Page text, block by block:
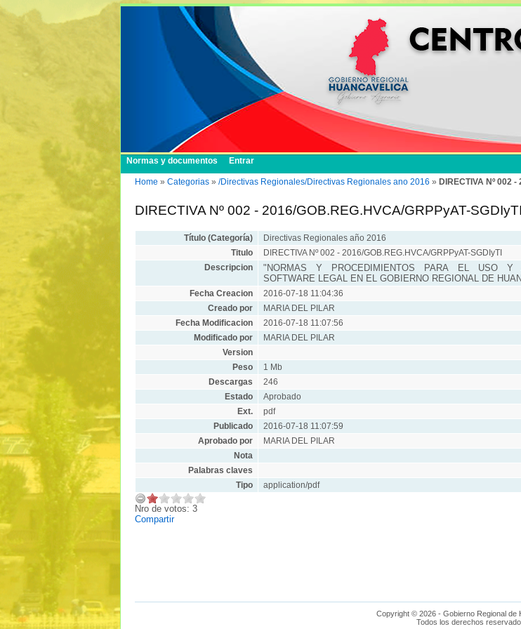
Normas y documentos Entrar
Home » Categorias » /Directivas Regionales/Directivas Regionales ano 2016 » DIRECTIVA Nº 002
DIRECTIVA Nº 002 - 2016/GOB.REG.HVCA/GRPPyAT-SGDIyTI
Título (Categoría)
Directivas Regionales año 2016
Titulo
DIRECTIVA Nº 002 - 2016/GOB.REG.HVCA/GRPPyAT-SGDIyTI
Descripcion
"NORMAS Y PROCEDIMIENTOS PARA EL USO Y
SOFTWARE LEGAL EN EL GOBIERNO REGIONAL DE
Fecha Creacion
2016-07-18 11:04:36
Creado por
MARIA DEL PILAR
Fecha Modificacion
2016-07-18 11:07:56
Modificado por
MARIA DEL PILAR
Version
Peso
1 Mb
Descargas
246
Estado
Aprobado
Ext.
pdf
Publicado
2016-07-18 11:07:59
Aprobado por
MARIA DEL PILAR
Nota
Palabras claves
Tipo
application/pdf
Nro de votos: 3
Compartir
Copyright © 2026 - Gobierno Regional de
Todos los derechos